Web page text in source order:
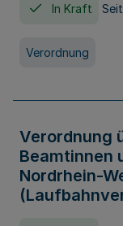
In Kraft
Verordnung
Verordnung
Beamtinnen
Nordrhein-